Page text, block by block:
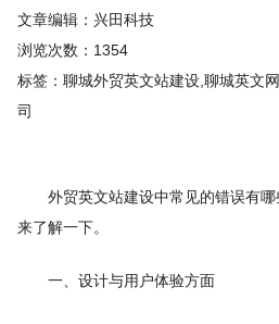
文章编辑：兴田科技
浏览次数：1354
标签：聊城外贸英文站建设,聊城英文
司
外贸英文站建设中常见的错误有哪
来了解一下。
一、设计与用户体验方面